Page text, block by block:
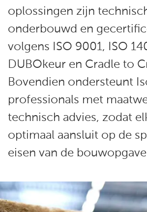
oplossingen zijn
onderbouwd en
volgens ISO 9001, ISO
DUBOkeur en Cradle to
Bovendien ondersteunt
professionals met
technisch advies, zodat
optimaal aansluit op de
eisen van de